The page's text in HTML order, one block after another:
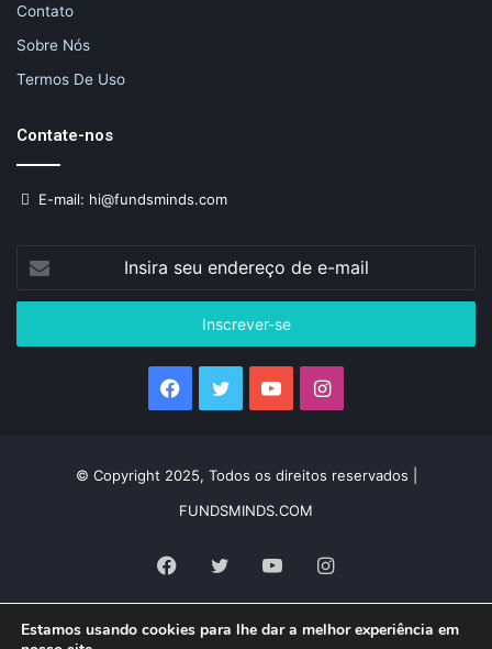
Contato
Sobre Nós
Termos De Uso
Contate-nos
E-mail: hi@fundsminds.com
Insira
seu
endereço
e-
Facebook
Twitter YouTubeInstagram
© Copyright 2025, Todos os direitos reservados |
FUNDSMINDS.COM
Facebook
Twitter YouTubeInstagram
Estamos usando cookies para lhe dar a melhor experiência em